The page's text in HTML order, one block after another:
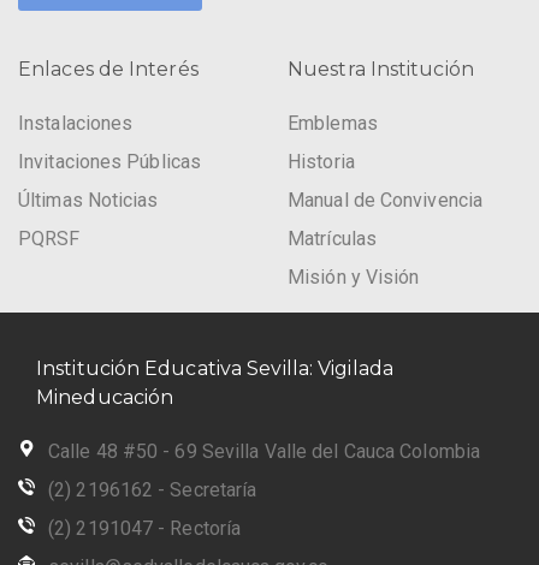
Enlaces de Interés
Instalaciones
Invitaciones Públicas
Últimas Noticias
PQRSF
Nuestra Institución
Emblemas
Historia
Manual de Convivencia
Matrículas
Misión y Visión
Institución Educativa Sevilla: Vigilada
Mineducación
Calle 48 #50 - 69 Sevilla Valle del Cauca Colombia
(2) 2196162 - Secretaría
(2) 2191047 - Rectoría